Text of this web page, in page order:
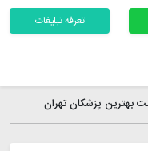
تعرفه تبلیغات
بهترین پزشکان تهران